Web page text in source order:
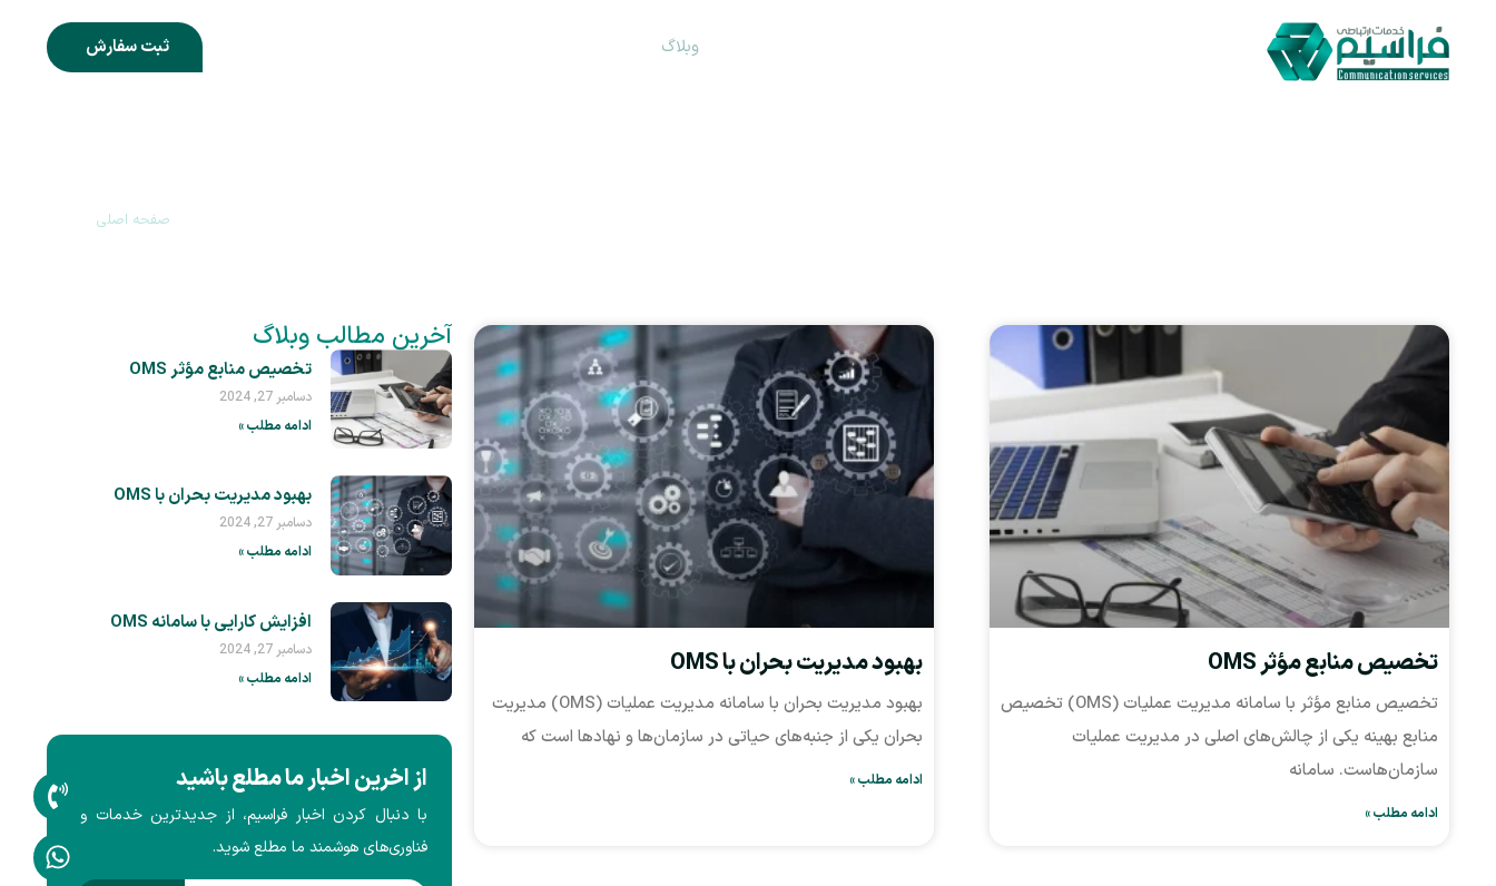
وبلاگ ثبت سفارش
صفحه اصلی
تخصیص منابع مؤثر OMS
تخصیص منابع مؤثر با سامانه مدیریت عملیات (OMS) تخصیص
منابع بهینه یکی از چالش‌های اصلی در مدیریت عملیات
سازمان‌هاست. سامانه
ادامه مطلب »
بهبود مدیریت بحران با OMS
بهبود مدیریت بحران با سامانه مدیریت عملیات (OMS) مدیریت
بحران یکی از جنبه‌های حیاتی در سازمان‌ها و نهادها است که
ادامه مطلب »
آخرین مطالب وبلاگ
تخصیص منابع مؤثر OMS
دسامبر 27, 2024
ادامه مطلب »
بهبود مدیریت بحران با OMS
دسامبر 27, 2024
ادامه مطلب »
افزایش کارایی با سامانه OMS
دسامبر 27, 2024
ادامه مطلب »
از اخرین اخبار ما مطلع باشید
با دنبال کردن اخبار فراسیم، از جدیدترین خدمات و
فناوری‌های هوشمند ما مطلع شوید.